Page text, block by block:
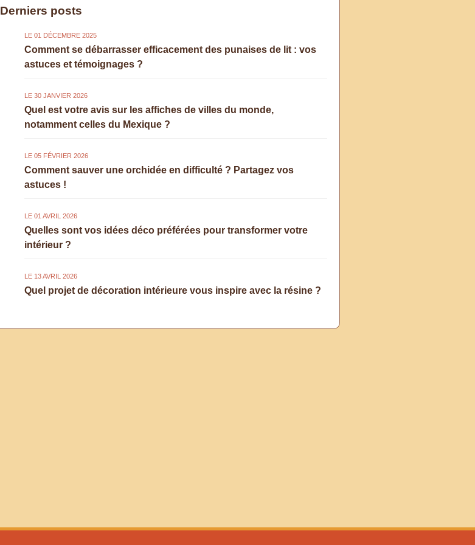
Derniers posts
LE 01 DÉCEMBRE 2025
Comment se débarrasser efficacement des punaises de lit : vos
astuces et témoignages ?
LE 30 JANVIER 2026
Quel est votre avis sur les affiches de villes du monde,
notamment celles du Mexique ?
LE 05 FÉVRIER 2026
Comment sauver une orchidée en difficulté ? Partagez vos
astuces !
LE 01 AVRIL 2026
Quelles sont vos idées déco préférées pour transformer votre
intérieur ?
LE 13 AVRIL 2026
Quel projet de décoration intérieure vous inspire avec la résine ?